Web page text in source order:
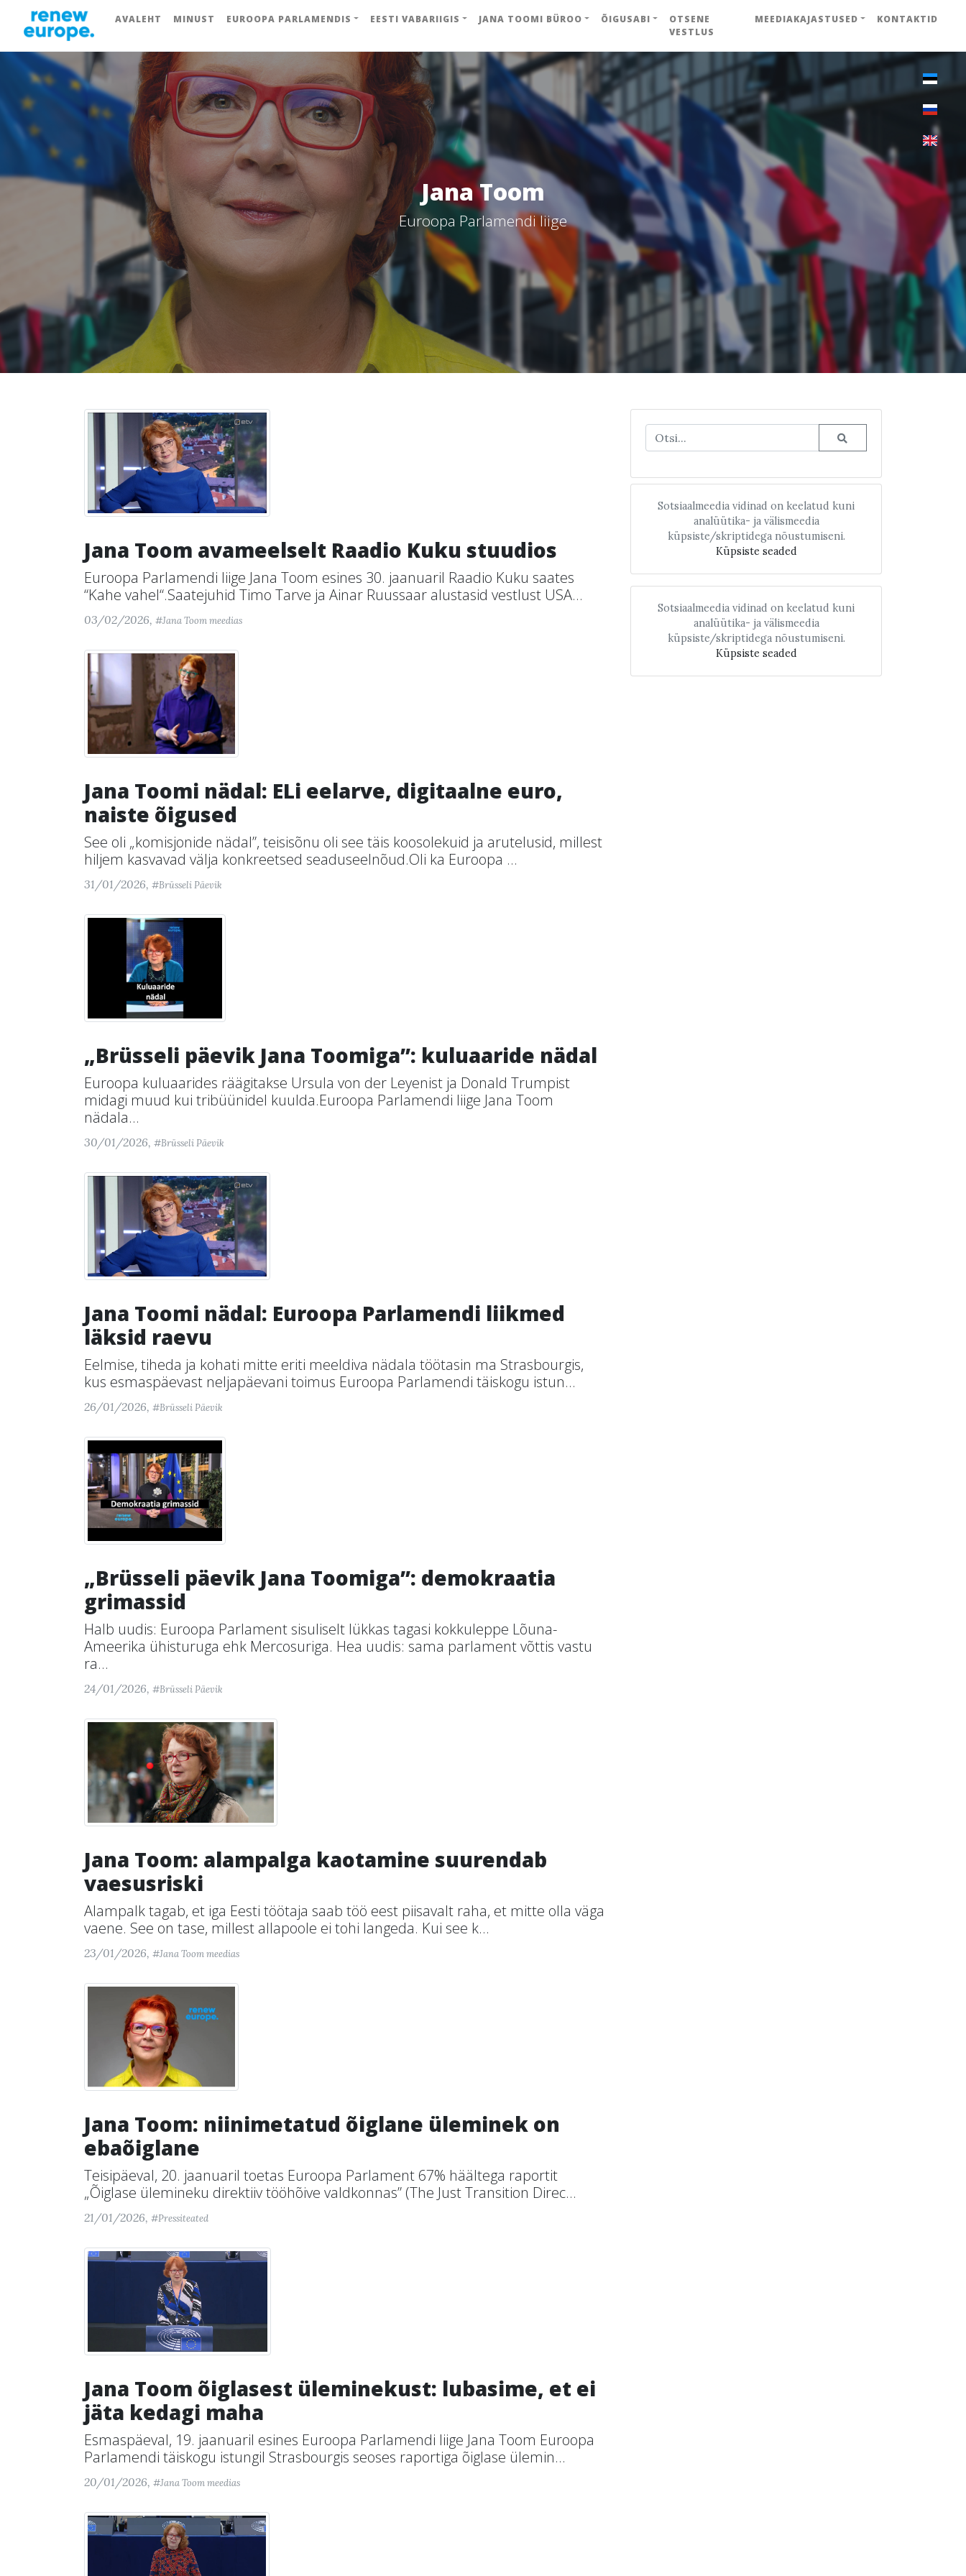
AVALEHT MINUST EUROOPA PARLAMENDIS EESTI VABARIIGIS JANA TOOMI BÜROO ÕIGUSABI
OTSENE
VESTLUS
MEEDIAKAJASTUSED KONTAKTID
Jana Toom
Euroopa Parlamendi liige
Jana Toom avameelselt Raadio Kuku stuudios
Euroopa Parlamendi liige Jana Toom esines 30. jaanuaril Raadio Kuku saates
“Kahe vahel“.Saatejuhid Timo Tarve ja Ainar Ruussaar alustasid vestlust USA...
03/02/2026, #Jana Toom meedias
Jana Toomi nädal: ELi eelarve, digitaalne euro,
naiste õigused
See oli „komisjonide nädal”, teisisõnu oli see täis koosolekuid ja arutelusid, millest
hiljem kasvavad välja konkreetsed seaduseelnõud.Oli ka Euroopa ...
31/01/2026, #Brüsseli Päevik
„Brüsseli päevik Jana Toomiga”: kuluaaride nädal
Euroopa kuluaarides räägitakse Ursula von der Leyenist ja Donald Trumpist
midagi muud kui tribüünidel kuulda.Euroopa Parlamendi liige Jana Toom
nädala...
30/01/2026, #Brüsseli Päevik
Jana Toomi nädal: Euroopa Parlamendi liikmed
läksid raevu
Eelmise, tiheda ja kohati mitte eriti meeldiva nädala töötasin ma Strasbourgis,
kus esmaspäevast neljapäevani toimus Euroopa Parlamendi täiskogu istun...
26/01/2026, #Brüsseli Päevik
„Brüsseli päevik Jana Toomiga”: demokraatia
grimassid
Halb uudis: Euroopa Parlament sisuliselt lükkas tagasi kokkuleppe Lõuna-
Ameerika ühisturuga ehk Mercosuriga. Hea uudis: sama parlament võttis vastu
ra...
24/01/2026, #Brüsseli Päevik
Jana Toom: alampalga kaotamine suurendab
vaesusriski
Alampalk tagab, et iga Eesti töötaja saab töö eest piisavalt raha, et mitte olla väga
vaene. See on tase, millest allapoole ei tohi langeda. Kui see k...
23/01/2026, #Jana Toom meedias
Jana Toom: niinimetatud õiglane üleminek on
ebaõiglane
Teisipäeval, 20. jaanuaril toetas Euroopa Parlament 67% häältega raportit
„Õiglase ülemineku direktiiv tööhõive valdkonnas” (The Just Transition Direc...
21/01/2026, #Pressiteated
Jana Toom õiglasest üleminekust: lubasime, et ei
jäta kedagi maha
Esmaspäeval, 19. jaanuaril esines Euroopa Parlamendi liige Jana Toom Euroopa
Parlamendi täiskogu istungil Strasbourgis seoses raportiga õiglase ülemin...
20/01/2026, #Jana Toom meedias
Sotsiaalmeedia vidinad on keelatud kuni
analüütika- ja välismeedia
küpsiste/skriptidega nõustumiseni.
Küpsiste seaded
Sotsiaalmeedia vidinad on keelatud kuni
analüütika- ja välismeedia
küpsiste/skriptidega nõustumiseni.
Küpsiste seaded